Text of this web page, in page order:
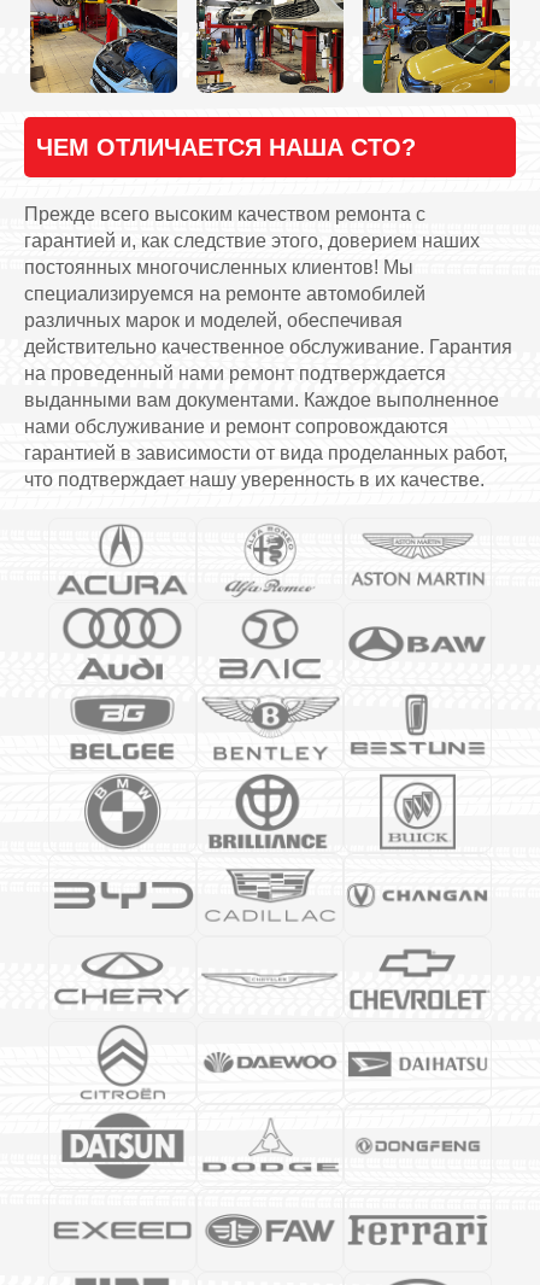
ЧЕМ ОТЛИЧАЕТСЯ НАША СТО?
Прежде всего высоким качеством ремонта с
гарантией и, как следствие этого, доверием наших
постоянных многочисленных клиентов! Мы
специализируемся на ремонте автомобилей
различных марок и моделей, обеспечивая
действительно качественное обслуживание. Гарантия
на проведенный нами ремонт подтверждается
выданными вам документами. Каждое выполненное
нами обслуживание и ремонт сопровождаются
гарантией в зависимости от вида проделанных работ,
что подтверждает нашу уверенность в их качестве.